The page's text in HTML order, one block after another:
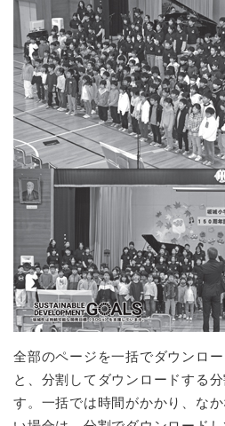
全部のページを一括でダウンロ
と、分割してダウンロードする
す。一括では時間がかかり、な